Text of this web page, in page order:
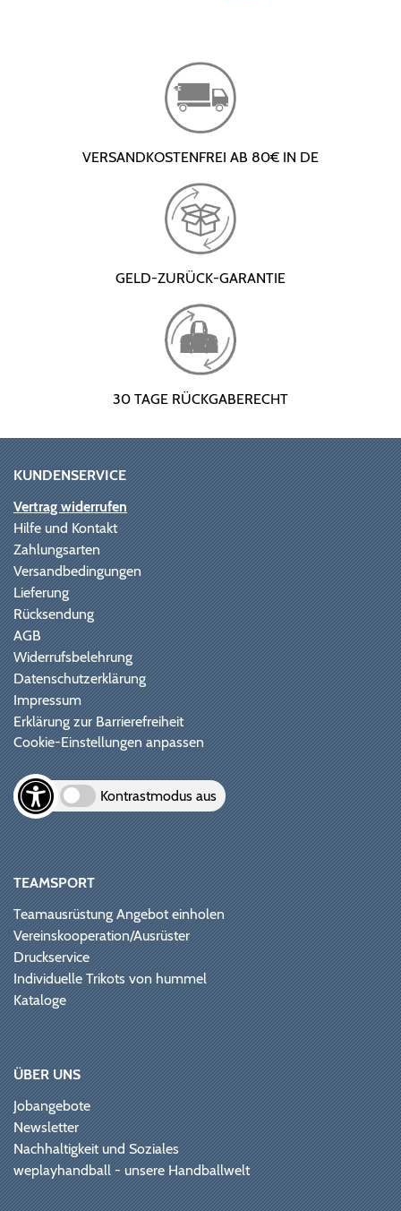
VERSANDKOSTENFREI AB 80€ IN DE
GELD-ZURÜCK-GARANTIE
30 TAGE RÜCKGABERECHT
KUNDENSERVICE
Vertrag widerrufen
Hilfe und Kontakt
Zahlungsarten
Versandbedingungen
Lieferung
Rücksendung
AGB
Widerrufsbelehrung
Datenschutzerklärung
Impressum
Erklärung zur Barrierefreiheit
Cookie-Einstellungen anpassen
Kontrastmodus aus
TEAMSPORT
Teamausrüstung Angebot einholen
Vereinskooperation/Ausrüster
Druckservice
Individuelle Trikots von hummel
Kataloge
ÜBER UNS
Jobangebote
Newsletter
Nachhaltigkeit und Soziales
weplayhandball - unsere Handballwelt